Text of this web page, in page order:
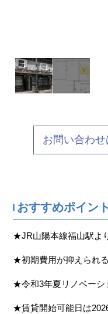
お問い合わせ
おすすめポイント
★JR山陽本線福山駅よ
★初期費用が抑えられ
★令和3年夏リノベーシ
★賃貸開始可能日は